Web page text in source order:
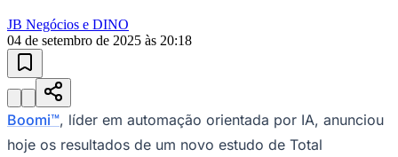
atualizadas
Paulistão, Brasileirão, Champions League e mais. Placar em tempo
real, classificação e notícias esportivas.
04/10Acompanhar jogos
Newsletter Bom Dia Barueri
Entretenimento Completo